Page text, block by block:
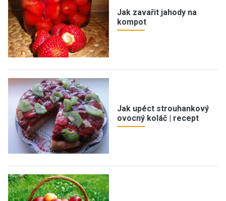
Jak zavařit jahody na
kompot
Jak upéct strouhankový
ovocný koláč | recept